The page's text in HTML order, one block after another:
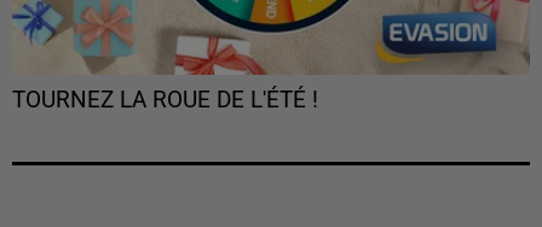
TOURNEZ LA ROUE DE L'ÉTÉ !